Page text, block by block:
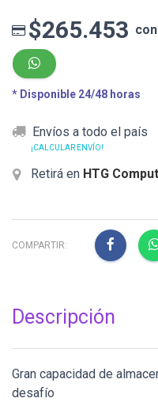
$265.453
* Disponible 24/48 horas
Envíos a todo el país
¡CALCULAR ENVÍO!
Retirá en HTG
COMPARTIR:
Descripción
Gran capacidad de
desafío